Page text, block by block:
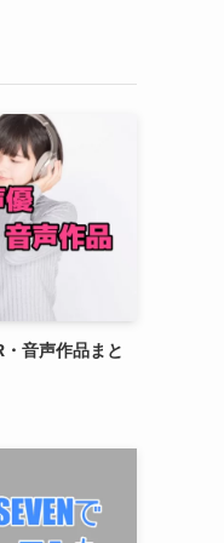
音声作品まと